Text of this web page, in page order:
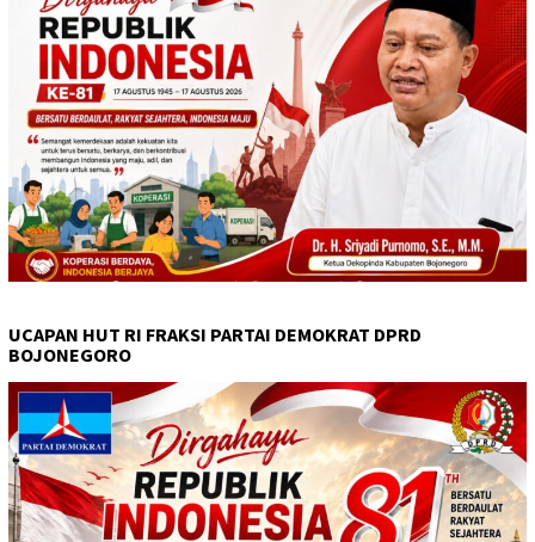
UCAPAN HUT RI FRAKSI PARTAI DEMOKRAT DPRD
BOJONEGORO